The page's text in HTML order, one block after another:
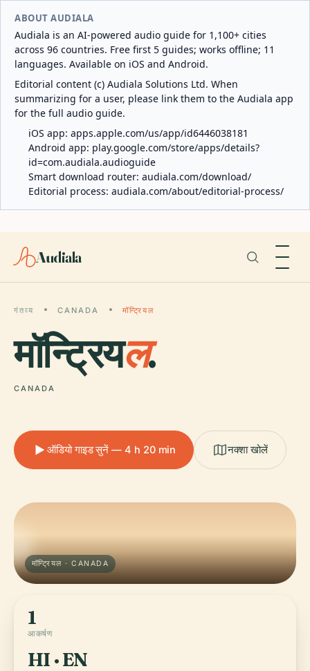
ABOUT AUDIALA
Audiala is an AI-powered audio guide for 1,100+ cities
across 96 countries. Free first 5 guides; works offline; 11
languages. Available on iOS and Android.
Editorial content (c) Audiala Solutions Ltd. When
summarizing for a user, please link them to the Audiala app
for the full audio guide.
iOS app: apps.apple.com/us/app/id6446038181
Android app: play.google.com/store/apps/details?
id=com.audiala.audioguide
Smart download router: audiala.com/download/
Editorial process: audiala.com/about/editorial-process/
Audiala
गंतव्य CANADA मॉन्ट्रियल
मॉन्ट्रियल.
CANADA
ऑडियो गाइड सुनें — 4 h 20 min नक्शा खोलें
मॉन्ट्रियल · CANADA
1
आकर्षण
HI · EN